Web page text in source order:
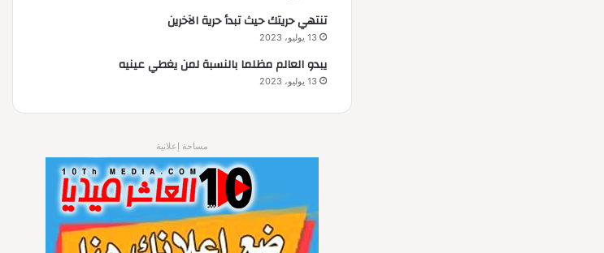
تنتهي حريتك حيث تبدأ حرية الآخرين
13 يوليو، 2023
يبدو العالم مظلما بالنسبة لمن يغطي عينيه
13 يوليو، 2023
مساحة إعلانية